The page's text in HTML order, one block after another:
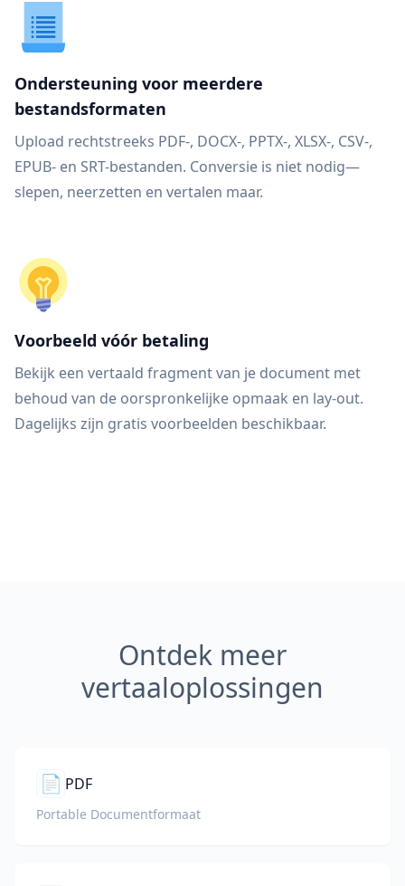
Ondersteuning voor meerdere
bestandsformaten
Upload rechtstreeks PDF-, DOCX-, PPTX-, XLSX-, CSV-,
EPUB- en SRT-bestanden. Conversie is niet nodig—
slepen, neerzetten en vertalen maar.
Voorbeeld vóór betaling
Bekijk een vertaald fragment van je document met
behoud van de oorspronkelijke opmaak en lay-out.
Dagelijks zijn gratis voorbeelden beschikbaar.
Ontdek meer
vertaaloplossingen
📄 PDF
Portable Documentformaat